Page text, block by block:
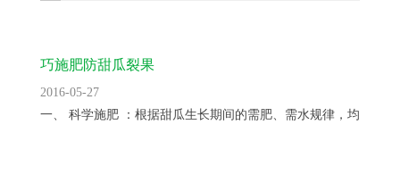
巧施肥防甜瓜裂果
2016-05-27
一、 科学施肥 ：根据甜瓜生长期间的需肥、需水规律，均衡供...